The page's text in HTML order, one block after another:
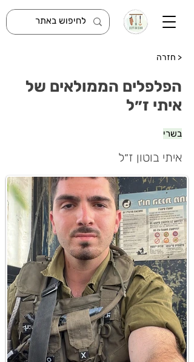
< חזרה
הפלפלים הממולאים של
איתי ז״ל
בשרי
איתי בוטון ז״ל